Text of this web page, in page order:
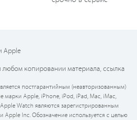
Apple
копировании материала, ссылка
постгарантийным (неавторизованным)
марки Apple, iPhone, iPod, iPad, Mac, iMac,
Apple Watch являются зарегистрированным
Inc. Обозначение используется с целью